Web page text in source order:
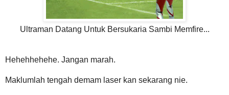
Ultraman Datang Untuk Bersukaria Sambi Memfire...
Hehehhehehe. Jangan marah.
Maklumlah tengah demam laser kan sekarang nie.